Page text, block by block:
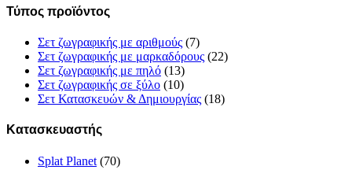
Τύπος προϊόντος
Σετ ζωγραφικής με αριθμούς (7)
Σετ ζωγραφικής με μαρκαδόρους (22)
Σετ ζωγραφικής με πηλό (13)
Σετ ζωγραφικής σε ξύλο (10)
Σετ Κατασκευών & Δημιουργίας (18)
Κατασκευαστής
Splat Planet (70)